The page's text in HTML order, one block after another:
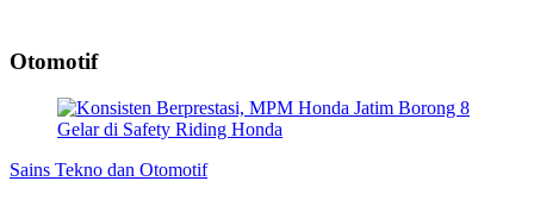
Otomotif
Sains Tekno dan Otomotif